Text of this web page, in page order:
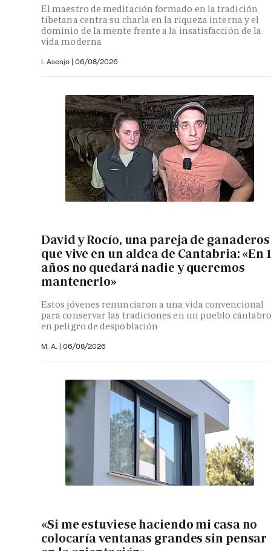
El maestro de meditación formado en la tradición
tibetana centra su charla en la riqueza interna y el
dominio de la mente frente a la insatisfacción de la
vida moderna
I. Asenjo | 06/08/2026
David y Rocío, una pareja de ganaderos
que vive en un aldea de Cantabria: «En
años no quedará nadie y queremos
mantenerlo»
Estos jóvenes renunciaron a una vida convencional
para conservar las tradiciones en un pueblo
en peligro de despoblación
M. A. | 06/08/2026
«Si me estuviese haciendo mi casa no
colocaría ventanas grandes sin pensar